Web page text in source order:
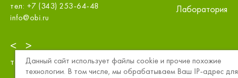
<
64-48
тел: +7 (343) 226-71-45
>
тел:8 (800) 234-15-57
Лаборатория
Данный сайт использует файлы cookie и прочие похожие
технологии. В том числе, мы обрабатываем Ваш IP-адрес для